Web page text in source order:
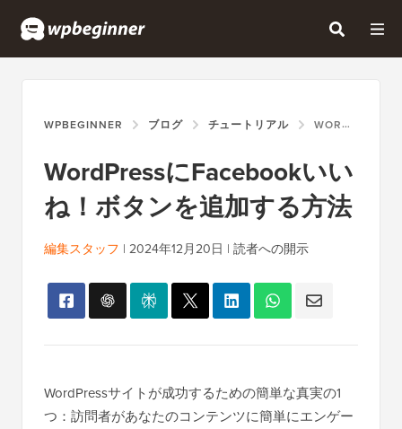
WPBEGINNER ブログ チュートリアル WORDPRESSにFACEBOOKいいね！ボタンを追加する方法
WordPressにFacebookいい
ね！ボタンを追加する方法
編集スタッフ | 2024年12月20日 | 読者への開示
WordPressサイトが成功するための簡単な真実の1
つ：訪問者があなたのコンテンツに簡単にエンゲー